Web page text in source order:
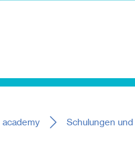
academy Schulungen